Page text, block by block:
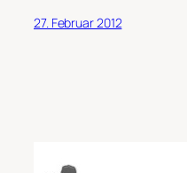
27. Februar 2012